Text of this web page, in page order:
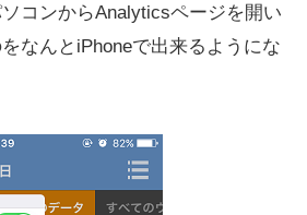
コンからAnalyticsページを開い
なんとiPhoneで出来るようにな